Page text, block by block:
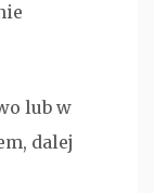
lub w
dalej